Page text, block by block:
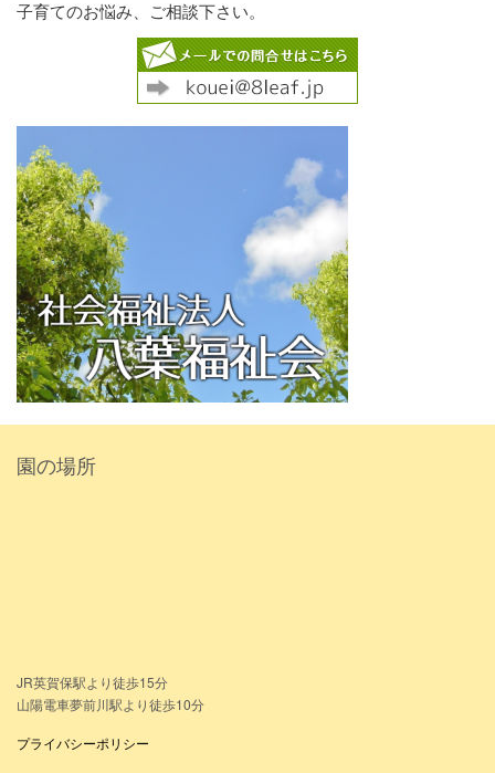
子育てのお悩み、ご相談下さい。
園の場所
JR英賀保駅より徒歩15分
山陽電車夢前川駅より徒歩10分
プライバシーポリシー